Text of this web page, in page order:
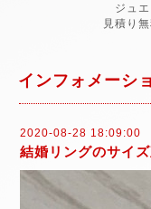
ジュ
見積り
インフォメーシ
2020-08-28 18:09:00
結婚リングのサイ